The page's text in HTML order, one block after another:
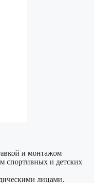
и монтажом
спортивных и детских
лицами.